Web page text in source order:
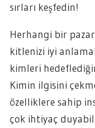
sırları keşfedin!
Herhangi bir
kitlenizi iyi
kimleri
Kimin ilgisini
özelliklere sahip
çok ihtiyaç